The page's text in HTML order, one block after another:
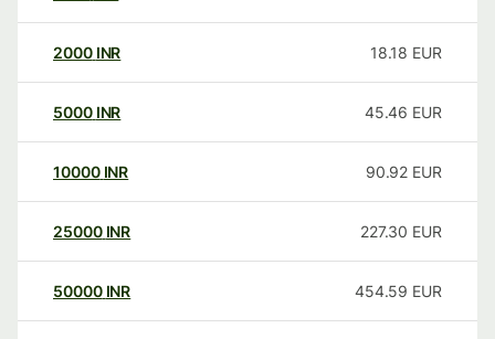
2000 INR 18.18 EUR
5000 INR 45.46 EUR
10000 INR 90.92 EUR
25000 INR 227.30 EUR
50000 INR 454.59 EUR